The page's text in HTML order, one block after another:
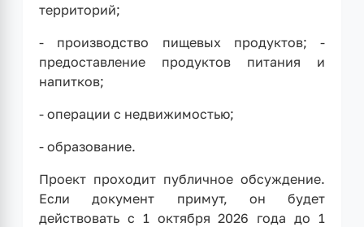
территорий;
- производство пищевых продуктов; -
предоставление продуктов питания и
напитков;
- операции с недвижимостью;
- образование.
Проект проходит публичное обсуждение.
Если документ примут, он будет
действовать с 1 октября 2026 года до 1